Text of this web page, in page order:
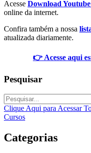
Acesse Download
online da internet.
Confira também a nossa
atualizada diariamente.
👉 Acesse aqui
Pesquisar
Clique Aqui para Acessar
Cursos
Categorias